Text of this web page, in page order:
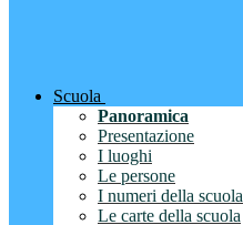
Scuola
Panoramica
Presentazione
I luoghi
Le persone
I numeri della scuola
Le carte della scuola